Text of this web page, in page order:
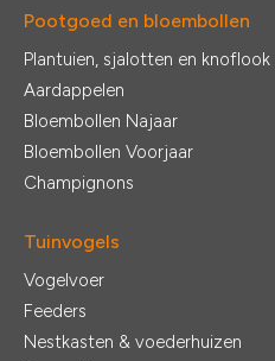
Pootgoed en bloembollen
Plantuien, sjalotten en knoflook
Aardappelen
Bloembollen Najaar
Bloembollen Voorjaar
Champignons
Tuinvogels
Vogelvoer
Feeders
Nestkasten & voederhuizen